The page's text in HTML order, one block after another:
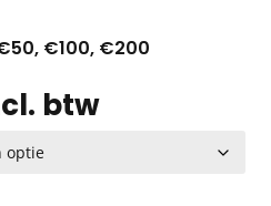
€100, €200
btw